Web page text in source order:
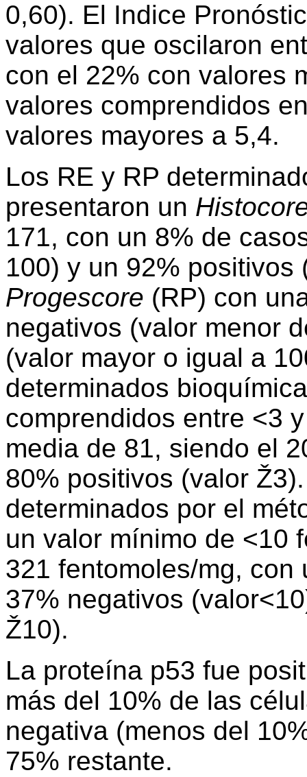
0,60). El Indice
valores que oscilaron
con el 22% con valores
valores comprendidos
valores mayores a 5,4.
Los RE y RP
presentaron un
171, con un 8% de
100) y un 92% positivos
Progescore (RP) con
negativos (valor menor
(valor mayor o igual a
determinados
comprendidos entre <3
media de 81, siendo el
80% positivos (valor
determinados por el
un valor mínimo de <10
321 fentomoles/mg,
37% negativos
Ž10).
La proteína p53 fue
más del 10% de las
negativa (menos del
75% restante.